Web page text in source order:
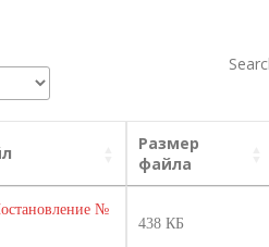
Размер
файла
№
438 КБ